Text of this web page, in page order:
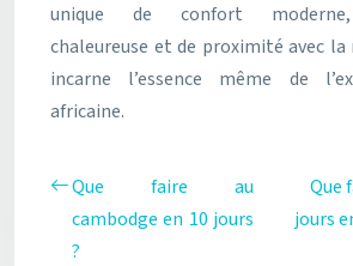
unique de confort moderne,
chaleureuse et de proximité avec la
incarne l’essence même de
africaine.
Que faire au
cambodge en 10 jours
?
Que
jours